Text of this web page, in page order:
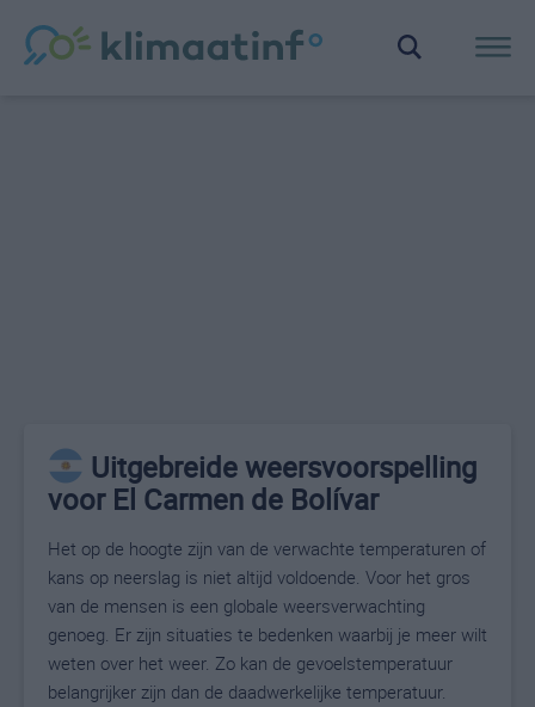
Uitgebreide weersvoorspelling
voor El Carmen de Bolívar
Het op de hoogte zijn van de verwachte temperaturen of
kans op neerslag is niet altijd voldoende. Voor het gros
van de mensen is een globale weersverwachting
genoeg. Er zijn situaties te bedenken waarbij je meer wilt
weten over het weer. Zo kan de gevoelstemperatuur
belangrijker zijn dan de daadwerkelijke temperatuur.